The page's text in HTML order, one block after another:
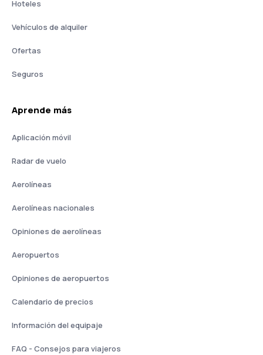
Hoteles
Vehículos de alquiler
Ofertas
Seguros
Aprende más
Aplicación móvil
Radar de vuelo
Aerolíneas
Aerolíneas nacionales
Opiniones de aerolíneas
Aeropuertos
Opiniones de aeropuertos
Calendario de precios
Información del equipaje
FAQ - Consejos para viajeros